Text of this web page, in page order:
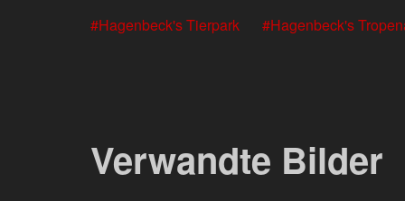
Hagenbeck's Tierpark Hagenbeck's
Verwandte Bilder